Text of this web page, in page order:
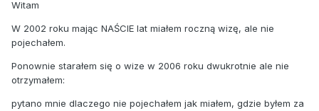
Witam
W 2002 roku mając NAŚCIE lat miałem roczną wizę, ale nie
pojechałem.
Ponownie starałem się o wize w 2006 roku dwukrotnie ale nie
otrzymałem:
pytano mnie dlaczego nie pojechałem jak miałem, gdzie byłem za